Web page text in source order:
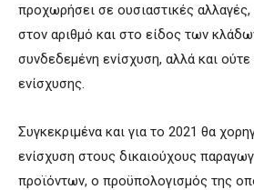
προχωρήσει σε ουσιαστικές
στον αριθμό και στο είδος των
συνδεδεμένη ενίσχυση, αλλά και
ενίσχυσης.
Συγκεκριμένα και για το 2021 θα
ενίσχυση στους δικαιούχους
προϊόντων, ο προϋπολογισμός της